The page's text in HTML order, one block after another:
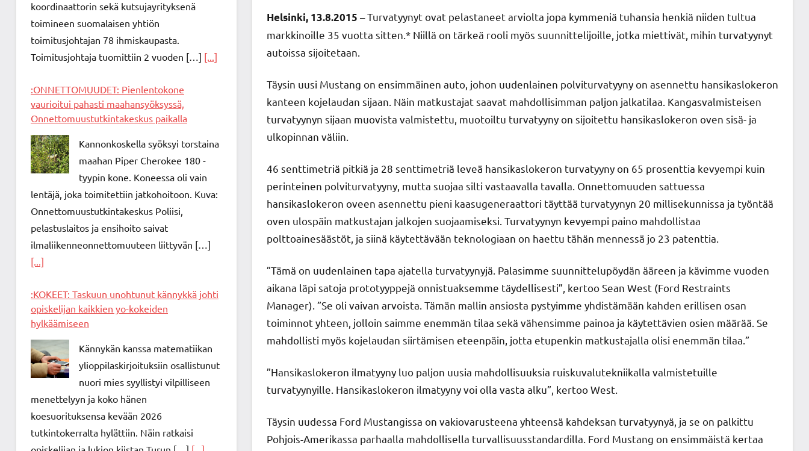
Helsinki, 13.8.2015 – Turvatyynyt ovat pelastaneet arviolta jopa kymmeniä tuhansia henkiä niiden tultua
markkinoille 35 vuotta sitten.* Niillä on tärkeä rooli myös suunnittelijoille, jotka miettivät, mihin turvatyynyt
autoissa sijoitetaan.
Täysin uusi Mustang on ensimmäinen auto, johon uudenlainen polviturvatyyny on asennettu hansikaslokeron
kanteen kojelaudan sijaan. Näin matkustajat saavat mahdollisimman paljon jalkatilaa. Kangasvalmisteisen
turvatyynyn sijaan muovista valmistettu, muotoiltu turvatyyny on sijoitettu hansikaslokeron oven sisä- ja
ulkopinnan väliin.
46 senttimetriä pitkiä ja 28 senttimetriä leveä hansikaslokeron turvatyyny on 65 prosenttia kevyempi kuin
perinteinen polviturvatyyny, mutta suojaa silti vastaavalla tavalla. Onnettomuuden sattuessa
hansikaslokeron oveen asennettu pieni kaasugeneraattori täyttää turvatyynyn 20 millisekunnissa ja työntää
oven ulospäin matkustajan jalkojen suojaamiseksi. Turvatyynyn kevyempi paino mahdollistaa
polttoainesäästöt, ja siinä käytettävään teknologiaan on haettu tähän mennessä jo 23 patenttia.
”Tämä on uudenlainen tapa ajatella turvatyynyjä. Palasimme suunnittelupöydän ääreen ja kävimme vuoden
aikana läpi satoja prototyyppejä onnistuaksemme täydellisesti”, kertoo Sean West (Ford Restraints
Manager). ”Se oli vaivan arvoista. Tämän mallin ansiosta pystyimme yhdistämään kahden erillisen osan
toiminnot yhteen, jolloin saimme enemmän tilaa sekä vähensimme painoa ja käytettävien osien määrää. Se
mahdollisti myös kojelaudan siirtämisen eteenpäin, jotta etupenkin matkustajalla olisi enemmän tilaa.”
”Hansikaslokeron ilmatyyny luo paljon uusia mahdollisuuksia ruiskuvalutekniikalla valmistetuille
turvatyynyille. Hansikaslokeron ilmatyyny voi olla vasta alku”, kertoo West.
Täysin uudessa Ford Mustangissa on vakiovarusteena yhteensä kahdeksan turvatyynyä, ja se on palkittu
Pohjois-Amerikassa parhaalla mahdollisella turvallisuusstandardilla. Ford Mustang on ensimmäistä kertaa
koordinaattorin sekä kutsujayrityksenä
toimineen suomalaisen yhtiön
toimitusjohtajan 78 ihmiskaupasta.
Toimitusjohtaja tuomittiin 2 vuoden […] [...]
:ONNETTOMUUDET: Pienlentokone
vaurioitui pahasti maahansyöksyssä,
Onnettomuustutkintakeskus paikalla
Kannonkoskella syöksyi torstaina
maahan Piper Cherokee 180 -
tyypin kone. Koneessa oli vain
lentäjä, joka toimitettiin jatkohoitoon. Kuva:
Onnettomuustutkintakeskus Poliisi,
pelastuslaitos ja ensihoito saivat
ilmaliikenneonnettomuuteen liittyvän […]
[...]
:KOKEET: Taskuun unohtunut kännykkä johti
opiskelijan kaikkien yo-kokeiden
hylkäämiseen
Kännykän kanssa matematiikan
ylioppilaskirjoituksiin osallistunut
nuori mies syyllistyi vilpilliseen
menettelyyn ja koko hänen
koesuorituksensa kevään 2026
tutkintokerralta hylättiin. Näin ratkaisi